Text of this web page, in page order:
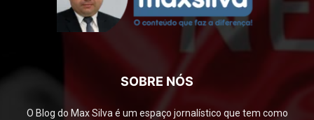
SOBRE NÓS
O Blog do Max Silva é um espaço jornalístico que tem como